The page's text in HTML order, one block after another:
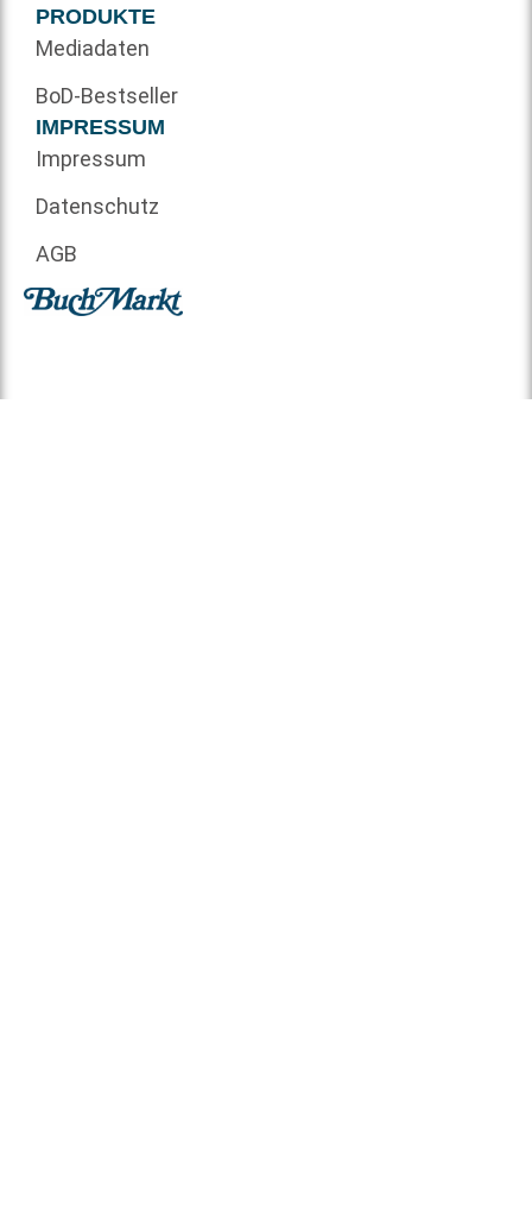
PRODUKTE
Mediadaten
BoD-Bestseller
IMPRESSUM
Impressum
Datenschutz
AGB